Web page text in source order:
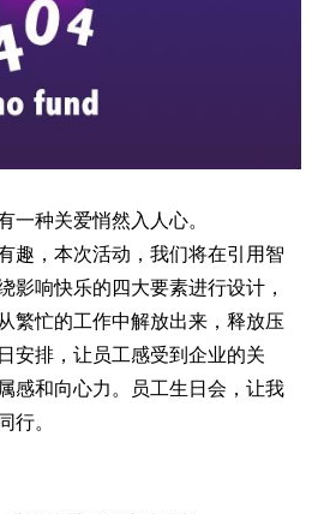
一种关爱悄然入人心。
趣，本次活动，我们将在引用智
影响快乐的四大要素进行设计，
繁忙的工作中解放出来，释放压
安排，让员工感受到企业的关
感和向心力。员工生日会，让我
行。